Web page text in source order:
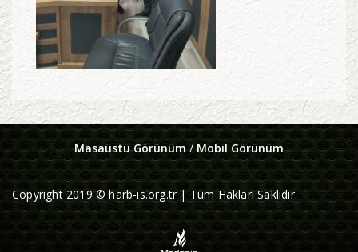
Masaüstü Görünüm/ Mobil Görünüm
Copyright 2019 © harb-is.org.tr | Tüm Hakları Saklıdır.